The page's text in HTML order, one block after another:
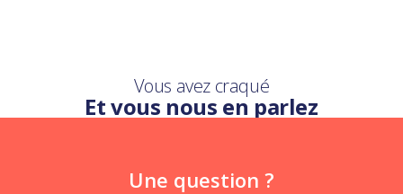
Vous avez craqué
Et vous nous en parlez
Une question ?